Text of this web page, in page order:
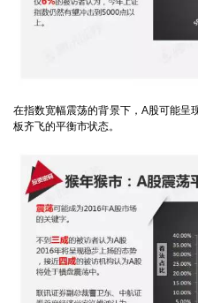
在指数宽幅震荡的背景下，A股可能呈
板齐飞的平衡市状态。